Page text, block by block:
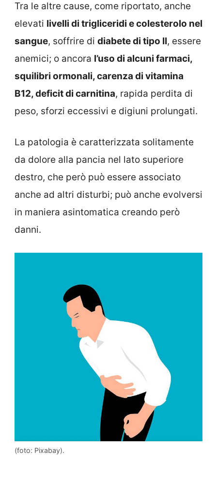
Tra le altre cause, come riportato, anche
elevati livelli di trigliceridi e colesterolo nel
sangue, soffrire di diabete di tipo II, essere
anemici; o ancora l’uso di alcuni farmaci,
squilibri ormonali, carenza di vitamina
B12, deficit di carnitina, rapida perdita di
peso, sforzi eccessivi e digiuni prolungati.
La patologia è caratterizzata solitamente
da dolore alla pancia nel lato superiore
destro, che però può essere associato
anche ad altri disturbi; può anche evolversi
in maniera asintomatica creando però
danni.
(foto: Pixabay).